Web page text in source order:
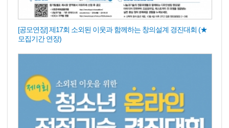
[공모연장] 제17회 소외된 이웃과 함께하는 창의설계 경진대회 (★
모집기간 연장)